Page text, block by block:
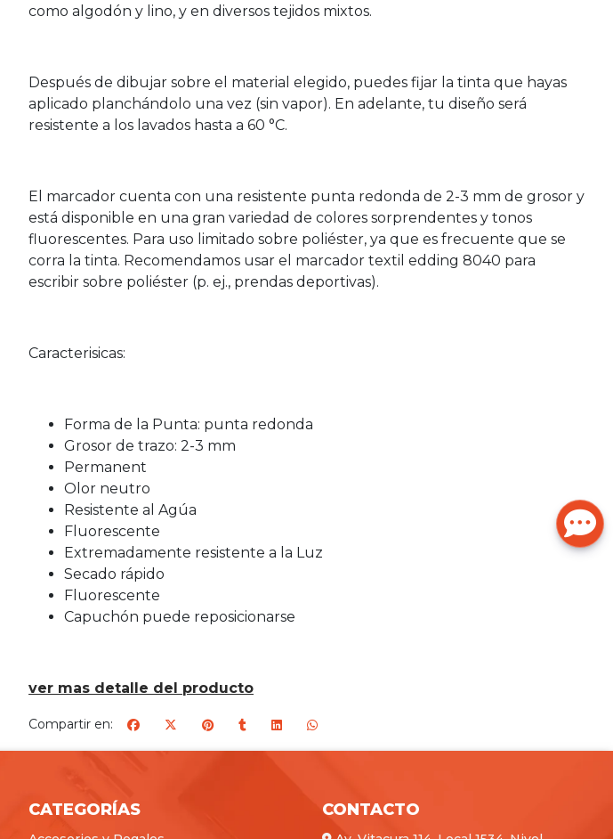
como algodón y lino, y en diversos tejidos mixtos.
Después de dibujar sobre el material elegido, puedes fijar la tinta que hayas
aplicado planchándolo una vez (sin vapor). En adelante, tu diseño será
resistente a los lavados hasta a 60 °C.
El marcador cuenta con una resistente punta redonda de 2-3 mm de grosor y
está disponible en una gran variedad de colores sorprendentes y tonos
fluorescentes. Para uso limitado sobre poliéster, ya que es frecuente que se
corra la tinta. Recomendamos usar el marcador textil edding 8040 para
escribir sobre poliéster (p. ej., prendas deportivas).
Caracterisicas:
Forma de la Punta: punta redonda
Grosor de trazo: 2-3 mm
Permanent
Olor neutro
Resistente al Agúa
Fluorescente
Extremadamente resistente a la Luz
Secado rápido
Fluorescente
Capuchón puede reposicionarse
ver mas detalle del producto
Compartir en:
CATEGORÍAS CONTACTO